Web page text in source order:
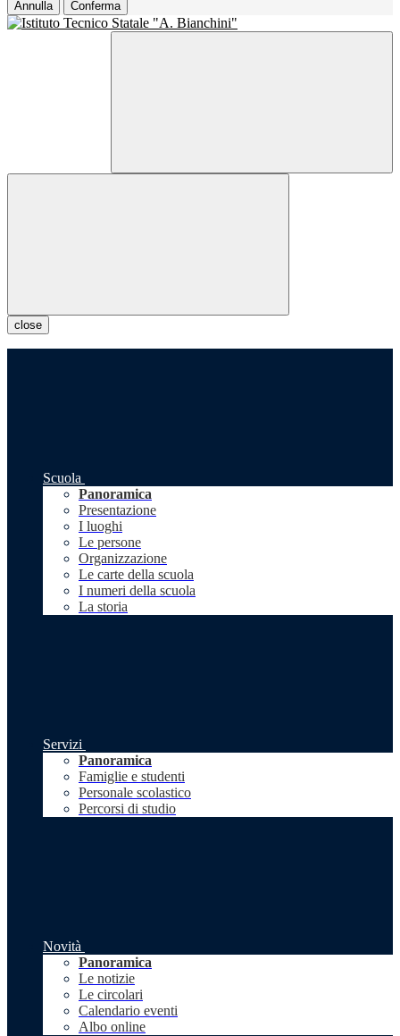
Annulla Conferma
close
Scuola
Panoramica
Presentazione
I luoghi
Le persone
Organizzazione
Le carte della scuola
I numeri della scuola
La storia
Servizi
Panoramica
Famiglie e studenti
Personale scolastico
Percorsi di studio
Novità
Panoramica
Le notizie
Le circolari
Calendario eventi
Albo online